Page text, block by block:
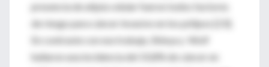
presencia de atipía celular fueron todos factores
de riesgo para cáncer invasivo en los pólipos [23].
En contraste con ese trabajo, Shinya y Wolf
hallaron una incidencia del 10,8% de cáncer en